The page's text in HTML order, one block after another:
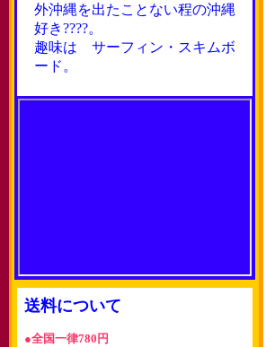
外沖縄を出たことない程の沖縄
好き????。
趣味は サーフィン・スキムボ
ード。
送料について
●全国一律780円